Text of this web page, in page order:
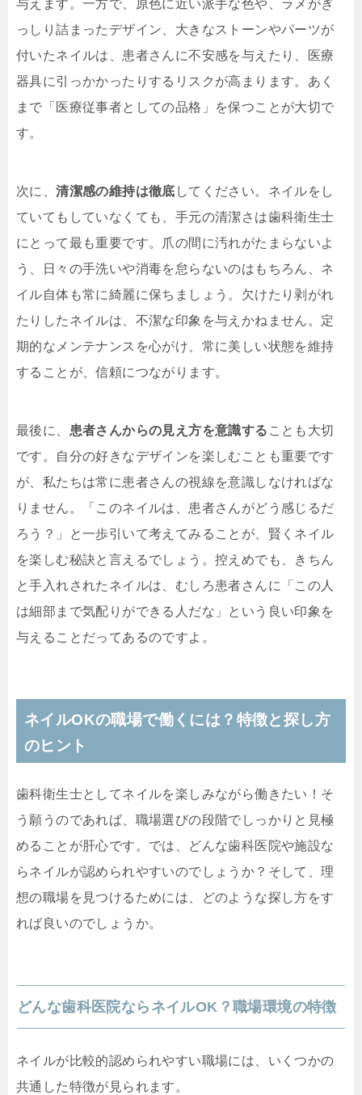
与えます。一方で、原色に近い派手な色や、ラメがぎ
っしり詰まったデザイン、大きなストーンやパーツが
付いたネイルは、患者さんに不安感を与えたり、医療
器具に引っかかったりするリスクが高まります。あく
まで「医療従事者としての品格」を保つことが大切で
す。
次に、清潔感の維持は徹底 してください。ネイルをし
ていてもしていなくても、手元の清潔さは歯科衛生士
にとって最も重要です。爪の間に汚れがたまらないよ
う、日々の手洗いや消毒を怠らないのはもちろん、ネ
イル自体も常に綺麗に保ちましょう。欠けたり剥がれ
たりしたネイルは、不潔な印象を与えかねません。定
期的なメンテナンスを心がけ、常に美しい状態を維持
することが、信頼につながります。
最後に、 患者さんからの見え方を意識する ことも大切
です。自分の好きなデザインを楽しむことも重要です
が、私たちは常に患者さんの視線を意識しなければな
りません。「このネイルは、患者さんがどう感じるだ
ろう？」と一歩引いて考えてみることが、賢くネイル
を楽しむ秘訣と言えるでしょう。控えめでも、きちん
と手入れされたネイルは、むしろ患者さんに「この人
は細部まで気配りができる人だな」という良い印象を
与えることだってあるのですよ。
ネイルOKの職場で働くには？特徴と探し方
のヒント
歯科衛生士としてネイルを楽しみながら働きたい！そ
う願うのであれば、職場選びの段階でしっかりと見極
めることが肝心です。では、どんな歯科医院や施設な
らネイルが認められやすいのでしょうか？そして、理
想の職場を見つけるためには、どのような探し方をす
れば良いのでしょうか。
どんな歯科医院ならネイルOK？職場環境の特徴
ネイルが比較的認められやすい職場には、いくつかの
共通した特徴が見られます。